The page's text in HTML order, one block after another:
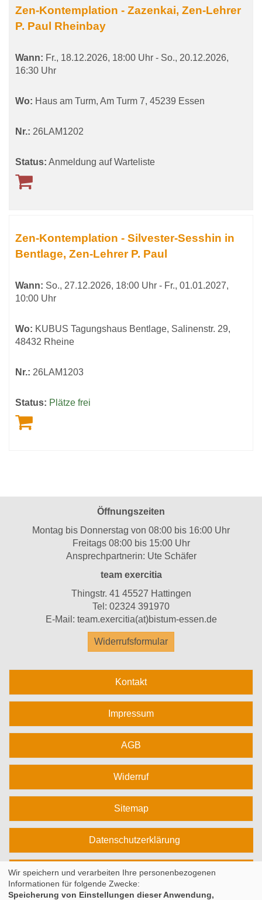
Zen-Kontemplation - Zazenkai, Zen-Lehrer
P. Paul Rheinbay
Wann: Fr., 18.12.2026, 18:00 Uhr - So., 20.12.2026,
16:30 Uhr
Wo: Haus am Turm, Am Turm 7, 45239 Essen
Nr.: 26LAM1202
Status: Anmeldung auf Warteliste
Zen-Kontemplation - Silvester-Sesshin in
Bentlage, Zen-Lehrer P. Paul
Wann: So., 27.12.2026, 18:00 Uhr - Fr., 01.01.2027,
10:00 Uhr
Wo: KUBUS Tagungshaus Bentlage, Salinenstr. 29,
48432 Rheine
Nr.: 26LAM1203
Status: Plätze frei
Öffnungszeiten
Montag bis Donnerstag von 08:00 bis 16:00 Uhr
Freitags 08:00 bis 15:00 Uhr
Ansprechpartnerin: Ute Schäfer
team exercitia
Thingstr. 41 45527 Hattingen
Tel: 02324 391970
E-Mail: team.exercitia(at)bistum-essen.de
Widerrufsformular
Kontakt
Impressum
AGB
Widerruf
Sitemap
Datenschutzerklärung
Cookie Einstellungen
Wir speichern und verarbeiten Ihre personenbezogenen
Informationen für folgende Zwecke:
Speicherung von Einstellungen dieser Anwendung,